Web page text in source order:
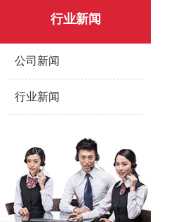
行业新闻
公司新闻
行业新闻